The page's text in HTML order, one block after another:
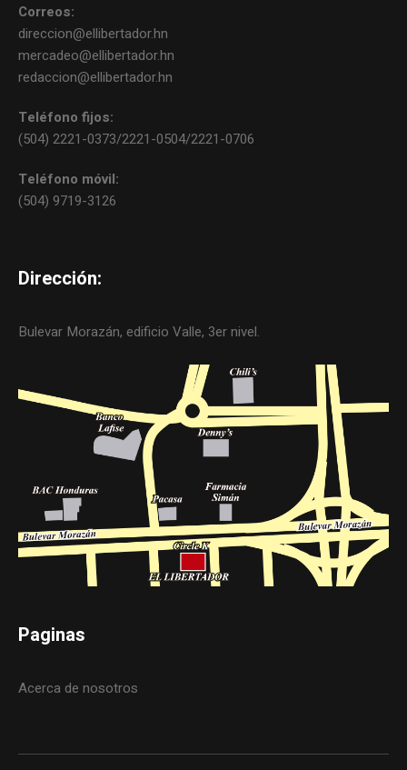
Correos:
direccion@ellibertador.hn
mercadeo@ellibertador.hn
redaccion@ellibertador.hn
Teléfono fijos:
(504) 2221-0373/2221-0504/2221-0706
Teléfono móvil:
(504) 9719-3126
Dirección:
Bulevar Morazán, edificio Valle, 3er nivel.
Paginas
Acerca de nosotros